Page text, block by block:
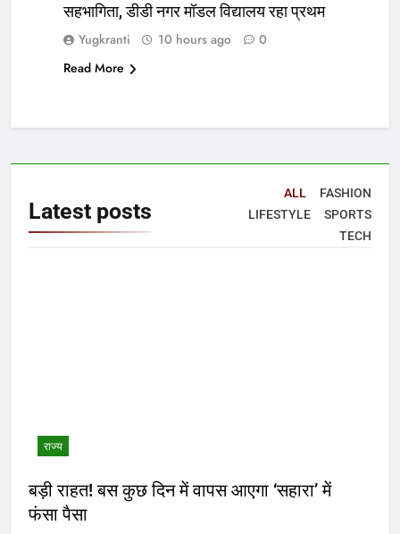
सहभागिता, डीडी नगर मॉडल विद्यालय रहा प्रथम
Yugkranti 10 hours ago
0
Read More
Latest posts
ALL
FASHION
LIFESTYLE
SPORTS
TECH
राज्य
बड़ी राहत! बस कुछ दिन में वापस आएगा ‘सहारा’ में
फंसा पैसा